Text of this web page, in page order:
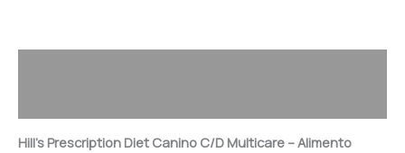
Hill’s Prescription Diet Canino C/D Multicare – Alimento